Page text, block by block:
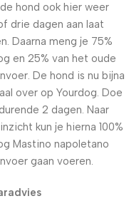
hond ook hier weer
drie dagen aan laat
Daarna meng je 75%
en 25% van het oude
De hond is nu bijna
over op Yourdog. Doe
2 dagen. Naar
kun je hierna 100%
Mastino napoletano
gaan voeren.